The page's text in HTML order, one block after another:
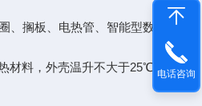
、搁板、电热管、智能型数字温度
材料，外壳温升不大于25℃。电话咨询